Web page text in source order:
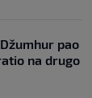
pao
na drugo